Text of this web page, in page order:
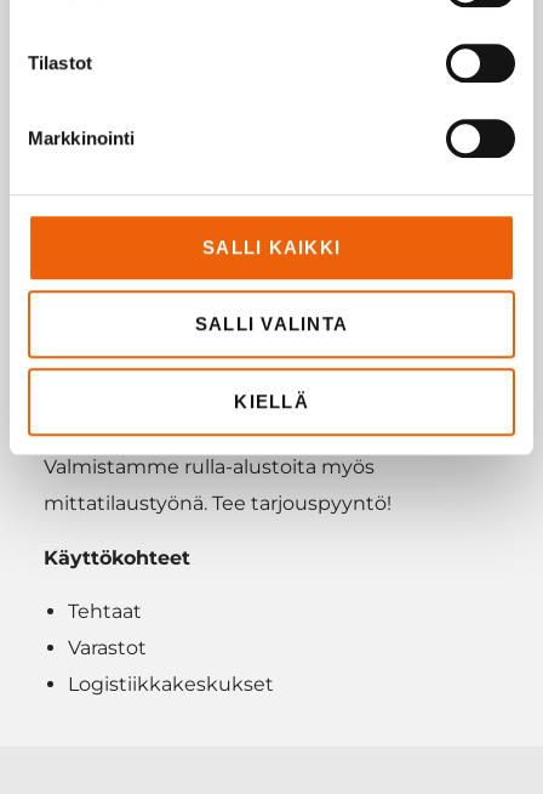
Tilastot
Markkinointi
SALLI KAIKKI
SALLI VALINTA
KIELLÄ
Kuvaus
ergonomisesti ja turvallisesti.
Alustoissa on hyvin rullaavat jarrulliset pyörät,
Valmistettu ruostumattomasta teräksestä
Kantavuus jopa 500kg
Valmistamme rulla-alustoita myös
mittatilaustyönä. Tee tarjouspyyntö!
Käyttökohteet
Tehtaat
Varastot
Logistiikkakeskukset